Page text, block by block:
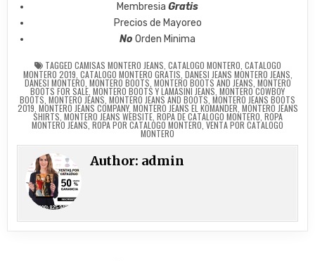
Membresia Gratis
Precios de Mayoreo
No Orden Minima
TAGGED CAMISAS MONTERO JEANS CATALOGO MONTERO CATALOGO
MONTERO 2019 CATALOGO MONTERO GRATIS DANESI JEANS MONTERO JEANS
DANESI MONTERO MONTERO BOOTS MONTERO BOOTS AND JEANS MONTERO
BOOTS FOR SALE MONTERO BOOTS Y LAMASINI JEANS MONTERO COWBOY
BOOTS MONTERO JEANS MONTERO JEANS AND BOOTS MONTERO JEANS BOOTS
2019 MONTERO JEANS COMPANY, MONTERO JEANS EL KOMANDER MONTERO JEANS
SHIRTS MONTERO JEANS WEBSITE, ROPA DE CATALOGO MONTERO ROPA
MONTERO JEANS ROPA POR CATALOGO MONTERO VENTA POR CATALOGO
MONTERO
Author: admin